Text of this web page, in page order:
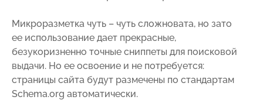
Микроразметка чуть – чуть сложновата, но зато
ее использование дает прекрасные,
безукоризненно точные сниппеты для поисковой
выдачи. Но ее освоение и не потребуется:
страницы сайта будут размечены по стандартам
Schema.org автоматически.